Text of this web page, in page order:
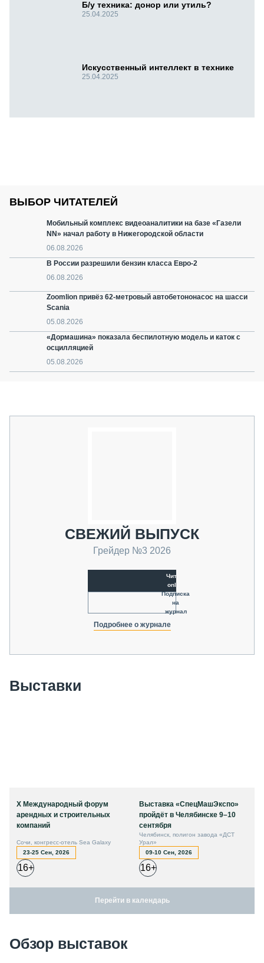
Б/у техника: донор или утиль?
25.04.2025
Искусственный интеллект в технике
25.04.2025
ВЫБОР ЧИТАТЕЛЕЙ
Мобильный комплекс видеоаналитики на базе «Газели
NN» начал работу в Нижегородской области
06.08.2026
В России разрешили бензин класса Евро-2
06.08.2026
Zoomlion привёз 62-метровый автобетононасос на шасси
Scania
05.08.2026
«Дормашина» показала беспилотную модель и каток с
осцилляцией
05.08.2026
СВЕЖИЙ ВЫПУСК
Грейдер №3 2026
Читать
online
Подписка
на
журнал
Подробнее о журнале
Выставки
X Международный форум
арендных и строительных
компаний
Сочи, конгресс-отель Sea Galaxy
23-25 Сен, 2026
16+
Выставка «СпецМашЭкспо»
пройдёт в Челябинске 9–10
сентября
Челябинск, полигон завода «ДСТ
Урал»
09-10 Сен, 2026
16+
Перейти в календарь
Обзор выставок